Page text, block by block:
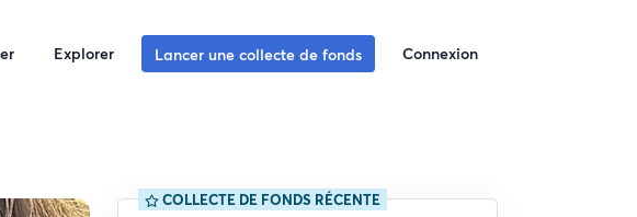
Explorer Lancer une collecte de fonds Connexion
COLLECTE DE FONDS RÉCENTE